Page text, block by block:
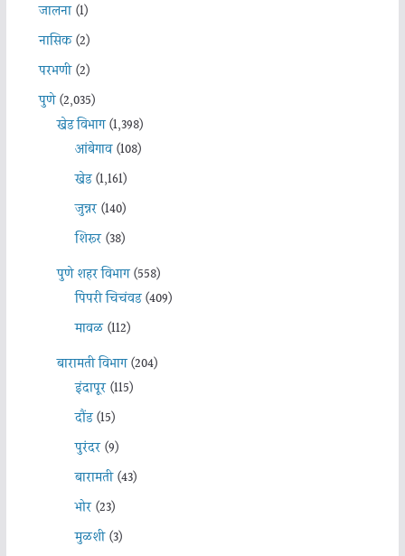
जालना(1)
नासिक(2)
परभणी(2)
पुणे(2,035)
खेड विभाग(1,398)
आंबेगाव(108)
खेड(1,161)
जुन्नर(140)
शिरूर(38)
पुणे शहर विभाग(558)
पिंपरी चिचंवड(409)
मावळ(112)
बारामती विभाग(204)
इंदापूर(115)
दौंड(15)
पुरंदर(9)
बारामती(43)
भोर(23)
मुळशी(3)